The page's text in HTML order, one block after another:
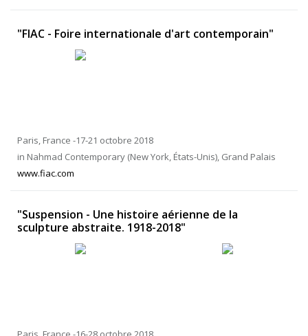
"FIAC - Foire internationale d'art contemporain"
Paris, France -17-21 octobre 2018
in Nahmad Contemporary (New York, États-Unis), Grand Palais
www.fiac.com
"Suspension - Une histoire aérienne de la
sculpture abstraite. 1918-2018"